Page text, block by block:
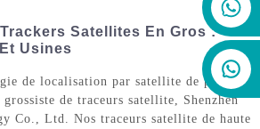
Satellites En Gros :
Usines
de localisation par satellite de pointe
de traceurs satellite, Shenzhen
Co., Ltd. Nos traceurs satellite de haute